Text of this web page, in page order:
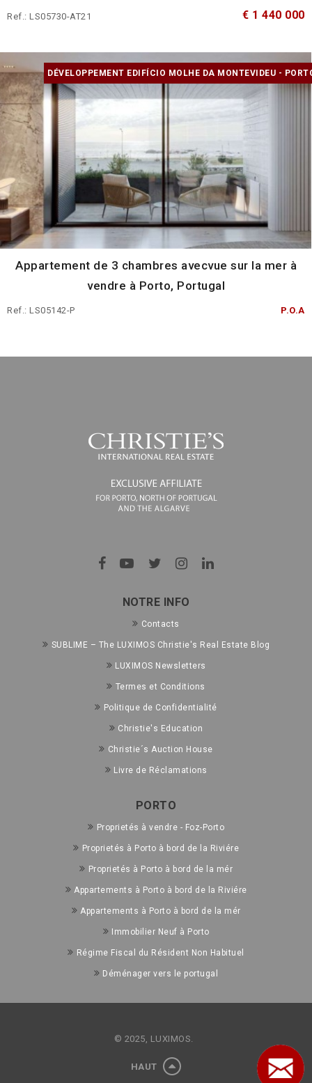
Ref.: LS05730-AT21 € 1 440 000
DÉVELOPPEMENT EDIFÍCIO MOLHE DA MONTEVIDEU -
Appartement de 3 chambres avecvue sur la mer à
vendre à Porto, Portugal
Ref.: LS05142-P P.O.A
NOTRE INFO
Contacts
SUBLIME – The LUXIMOS Christie's Real Estate Blog
LUXIMOS Newsletters
Termes et Conditions
Politique de Confidentialité
Christie's Education
Christie´s Auction House
Livre de Réclamations
PORTO
Proprietés à vendre - Foz-Porto
Proprietés à Porto à bord de la Riviére
Proprietés à Porto à bord de la mér
Appartements à Porto à bord de la Riviére
Appartements à Porto à bord de la mér
Immobilier Neuf à Porto
Régime Fiscal du Résident Non Habituel
Déménager vers le portugal
© 2025, LUXIMOS.
HAUT